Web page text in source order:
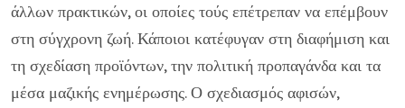
άλλων πρακτικών, οι οποίες τούς επέτρεπαν να επέμβουν
στη σύγχρονη ζωή. Κάποιοι κατέφυγαν στη διαφήμιση και
τη σχεδίαση προϊόντων, την πολιτική προπαγάνδα και τα
μέσα μαζικής ενημέρωσης. Ο σχεδιασμός αφισών,